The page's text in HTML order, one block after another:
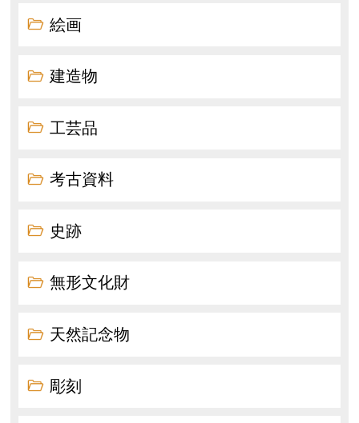
絵画
建造物
工芸品
考古資料
史跡
無形文化財
天然記念物
彫刻